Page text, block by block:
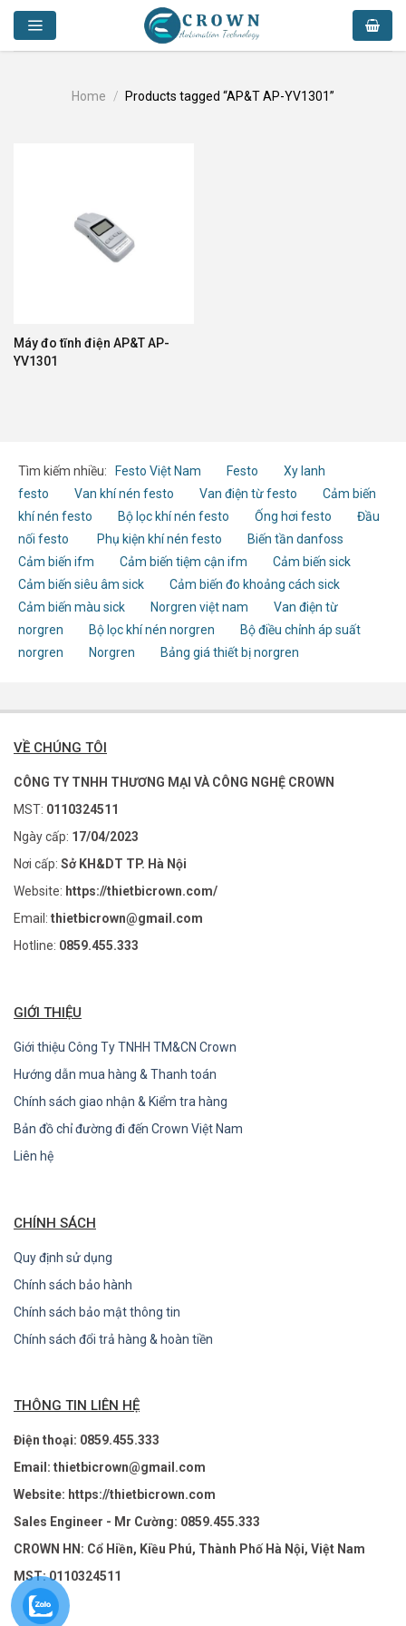
Skip
content
Home / Products tagged “AP&T AP-YV1301”
Máy đo tĩnh điện AP&T AP-
YV1301
Tìm kiếm nhiều: Festo Việt Nam Festo
Xy lanh
festo
Van khí nén festo Van điện từ festo
Cảm biến
khí nén festo
Bộ lọc khí nén festo Ống hơi festo
Đầu
nối festo
Phụ kiện khí nén festo
Biến tần danfoss
Cảm biến ifm
Cảm biến tiệm cận ifm
Cảm biến sick
Cảm biến siêu âm sick
Cảm biến đo khoảng cách sick
Cảm biến màu sick
Norgren việt nam
Van điện từ
norgren
Bộ lọc khí nén norgren
Bộ điều chỉnh áp suất
norgren
Norgren Bảng giá thiết bị norgren
VỀ CHÚNG TÔI
CÔNG TY TNHH THƯƠNG MẠI VÀ CÔNG NGHỆ CROWN
MST: 0110324511
Ngày cấp: 17/04/2023
Nơi cấp: Sở KH&DT TP. Hà Nội
Website: https://thietbicrown.com/
Email: thietbicrown@gmail.com
Hotline: 0859.455.333
GIỚI THIỆU
Giới thiệu Công Ty TNHH TM&CN Crown
Hướng dẫn mua hàng & Thanh toán
Chính sách giao nhận & Kiểm tra hàng
Bản đồ chỉ đường đi đến Crown Việt Nam
Liên hệ
CHÍNH SÁCH
Quy định sử dụng
Chính sách bảo hành
Chính sách bảo mật thông tin
Chính sách đổi trả hàng & hoàn tiền
THÔNG TIN LIÊN HỆ
Điện thoại: 0859.455.333
Email: thietbicrown@gmail.com
Website: https://thietbicrown.com
Sales Engineer - Mr Cường: 0859.455.333
CROWN HN: Cổ Hiền, Kiều Phú, Thành Phố Hà Nội, Việt Nam
MST: 0110324511